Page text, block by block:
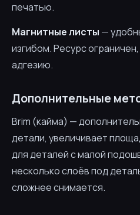
печатью.
Магнитные листы —
изгибом. Ресурс
адгезию.
Дополнительные
Brim (кайма) —
детали, увеличивает
для деталей с малой
несколько слоёв под
сложнее снимается.